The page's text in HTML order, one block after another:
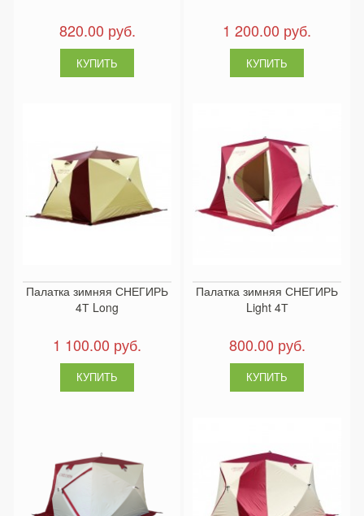
820.00 руб. 1 200.00 руб.
Палатка зимняя СНЕГИРЬ
4Т Long
1 100.00 руб.
Палатка зимняя СНЕГИРЬ
Light 4Т
800.00 руб.